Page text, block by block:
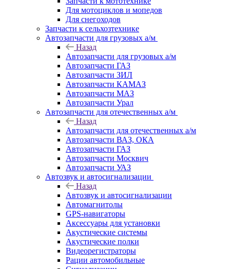
Для мотоциклов и мопедов
Для снегоходов
Запчасти к сельхозтехнике
Автозапчасти для грузовых а/м
Назад
Автозапчасти для грузовых а/м
Автозапчасти ГАЗ
Автозапчасти ЗИЛ
Автозапчасти КАМАЗ
Автозапчасти МАЗ
Автозапчасти Урал
Автозапчасти для отечественных а/м
Назад
Автозапчасти для отечественных а/м
Автозапчасти ВАЗ, ОКА
Автозапчасти ГАЗ
Автозапчасти Москвич
Автозапчасти УАЗ
Автозвук и автосигнализации
Назад
Автозвук и автосигнализации
Автомагнитолы
GPS-навигаторы
Аксессуары для установки
Акустические системы
Акустические полки
Видеорегистраторы
Рации автомобильные